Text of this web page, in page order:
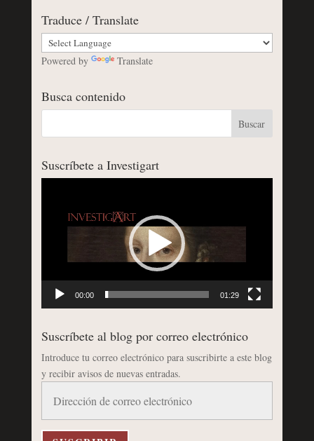
Traduce / Translate
Powered by Translate
Busca contenido
Suscríbete a Investigart
00:00 01:29
Suscríbete al blog por correo electrónico
Introduce tu correo electrónico para suscribirte a este blog
y recibir avisos de nuevas entradas.
correo
electrónico